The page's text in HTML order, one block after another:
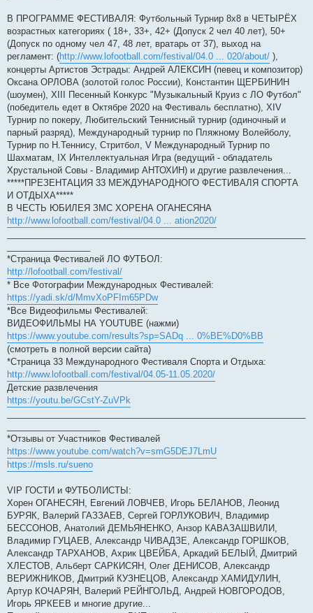
В ПРОГРАММЕ ФЕСТИВАЛЯ: Футбольный Турнир 8х8 в ЧЕТЫРЁХ
возрастных категориях ( 18+, 33+, 42+ (Допуск 2 чел 40 лет), 50+
(Допуск по одному чел 47, 48 лет, вратарь от 37), выход на
регламент: (http://www.lofootball.com/festival/04.0 ... 020/about/ ),
концерты Артистов Эстрады: Андрей АЛЕКСИН (певец и композитор)
Оксана ОРЛОВА (золотой голос России), Константин ЩЕРБИНИН
(шоумен), XIII Песенный Конкурс "Музыкальный Круиз с ЛО Футбол"
(победитель едет в Октябре 2020 на Фестиваль бесплатно), ХIV
Турнир по покеру, Любительский Теннисный турнир (одиночный и
парный разряд), Международный турнир по Пляжному Волейболу,
Турнир по Н.Теннису, Стритбол, V Международный Турнир по
Шахматам, IX Интеллектуальная Игра (ведущий - обладатель
Хрустальной Совы - Владимир АНТОХИН) и другие развлечения...
*****ПРЕЗЕНТАЦИЯ 33 МЕЖДУНАРОДНОГО ФЕСТИВАЛЯ СПОРТА
И ОТДЫХА*****
В ЧЕСТЬ ЮБИЛЕЯ ЗМС ХОРЕНА ОГАНЕСЯНА
http://www.lofootball.com/festival/04.0 ... ation2020/
*Страница Фестивалей ЛО ФУТБОЛ:
http://lofootball.com/festival/
* Все Фотографии Международных Фестивалей:
https://yadi.sk/d/MmvXoPFIm65PDw
*Все Видеофильмы Фестивалей:
ВИДЕОФИЛЬМЫ НА YOUTUBE (нажми)
https://www.youtube.com/results?sp=SADq ... 0%BE%D0%BB
(смотреть в полной версии сайта)
*Страница 33 Международного Фестиваля Спорта и Отдыха:
http://www.lofootball.com/festival/04.05-11.05.2020/
Детские развлечения
https://youtu.be/GCstY-ZuVPk
*Отзывы от Участников Фестивалей
https://www.youtube.com/watch?v=smG5DEJ7LmU
https://msls.ru/sueno
VIP ГОСТИ и ФУТБОЛИСТЫ:
Хорен ОГАНЕСЯН, Евгений ЛОВЧЕВ, Игорь БЕЛАНОВ, Леонид
БУРЯК, Валерий ГАЗЗАЕВ, Сергей ГОРЛУКОВИЧ, Владимир
БЕССОНОВ, Анатолий ДЕМЬЯНЕНКО, Анзор КАВАЗАШВИЛИ,
Владимир ГУЦАЕВ, Александр ЧИВАДЗЕ, Александр ГОРШКОВ,
Александр ТАРХАНОВ, Ахрик ЦВЕЙБА, Аркадий БЕЛЫЙ, Дмитрий
ХЛЕСТОВ, Альберт САРКИСЯН, Олег ДЕНИСОВ, Александр
ВЕРИЖНИКОВ, Дмитрий КУЗНЕЦОВ, Александр ХАМИДУЛИН,
Артур КОЧАРЯН, Валерий РЕЙНГОЛЬД, Андрей НОВГОРОДОВ,
Игорь ЯРКЕЕВ и многие другие...